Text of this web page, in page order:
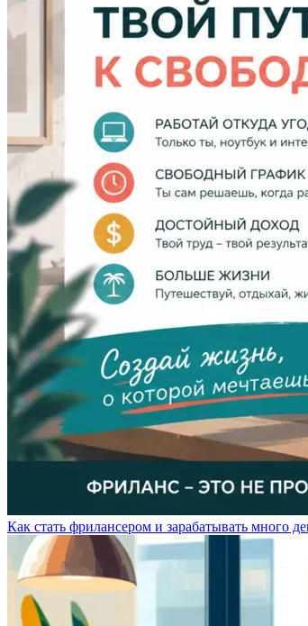
Как стать фрилансером и зарабатывать много